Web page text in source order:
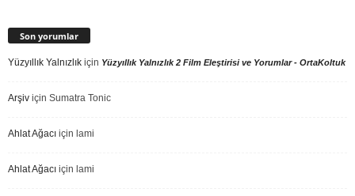
Son yorumlar
Yüzyıllık Yalnızlık için Yüzyıllık Yalnızlık 2 Film Eleştirisi ve Yorumlar - OrtaKoltuk
Arşiv için Sumatra Tonic
Ahlat Ağacı için lami
Ahlat Ağacı için lami